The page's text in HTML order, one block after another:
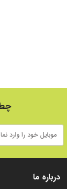
درباره ما